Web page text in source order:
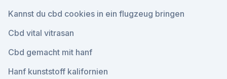
Kannst du cbd cookies in ein flugzeug bringen
Cbd vital vitrasan
Cbd gemacht mit hanf
Hanf kunststoff kalifornien